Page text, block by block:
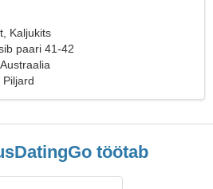
Kaljukits
paari 41-42
Piljard
töötab